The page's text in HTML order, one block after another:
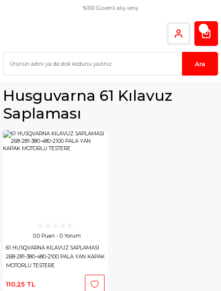
%100 Güvenli alış veriş
Ara
Husguvarna 61 Kılavuz
Saplaması
0.0 Puan - 0 Yorum
61 HUSQVARNA KILAVUZ SAPLAMASI
268-281-380-480-2100 PALA YAN KAPAK
MOTORLU TESTERE
110,25 TL